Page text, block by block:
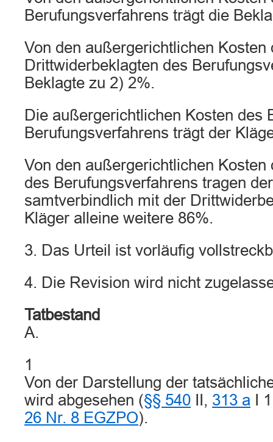
Berufungsverfahrens trägt die
Von den außergerichtlichen Kosten
Drittwiderbeklagten des
Beklagte zu 2) 2%.
Die außergerichtlichen Kosten des
Berufungsverfahrens trägt der
Von den außergerichtlichen Kosten
des Berufungsverfahrens tragen
samtverbindlich mit der
Kläger alleine weitere 86%.
3. Das Urteil ist vorläufig
4. Die Revision wird nicht
Tatbestand
A.
1
Von der Darstellung der
wird abgesehen (§§ 540 II, 313 a I
26 Nr. 8 EGZPO).